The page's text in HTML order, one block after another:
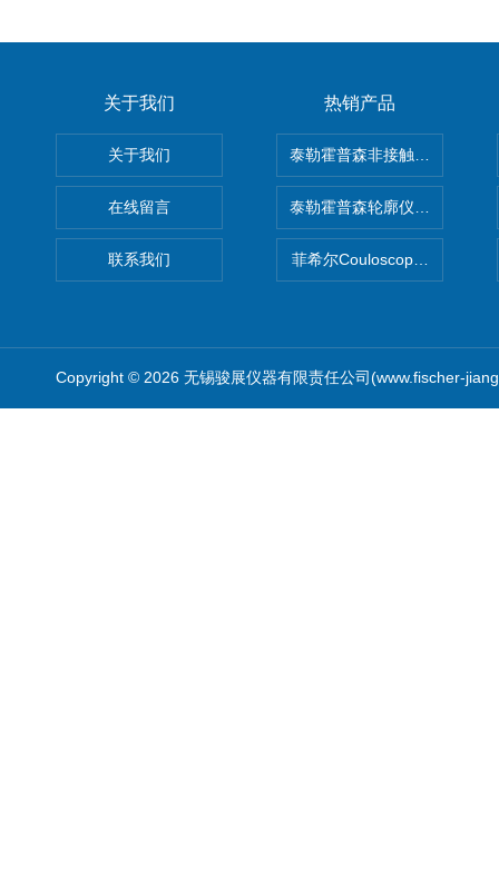
关于我们
关于我们
在线留言
联系我们
热销产品
泰勒霍普森非接触式轮廓仪
泰勒霍普森轮廓仪|TAYLOR
菲希尔Couloscope CMS2电
Copyright © 2026 无锡骏展仪器有限责任公司(www.fischer-